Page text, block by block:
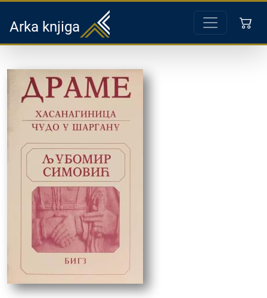
Arka knjiga